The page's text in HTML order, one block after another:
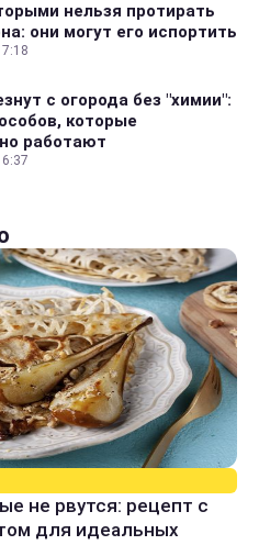
нельзя протирать
они могут его испортить
с огорода без "химии":
которые
работают
не рвутся: рецепт с
для идеальных